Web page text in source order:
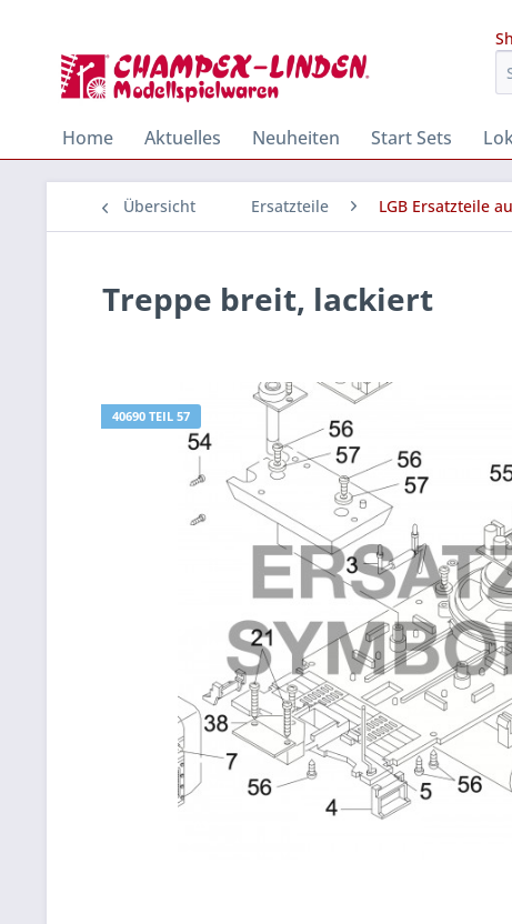
Home Aktuelles Neuheiten Start Sets
Übersicht Ersatzteile LGB Ersatzteile
Treppe breit, lackiert
40690 TEIL 57